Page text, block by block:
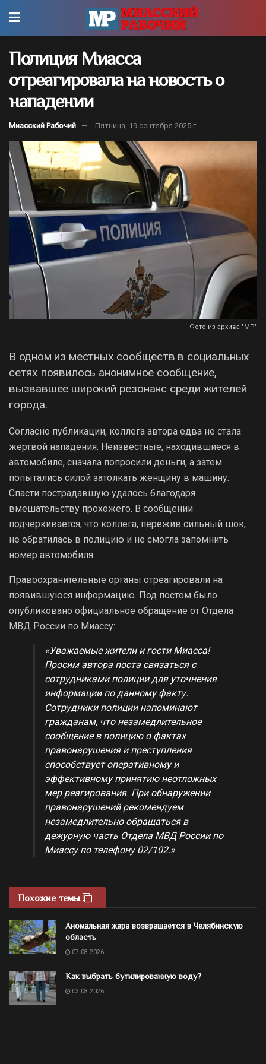
Полиция Миасса
отреагировала на новость о
нападении
Миасский Рабочий Пятница, 19 сентября 2025 г.
Фото из архива "МР"
В одном из местных сообществ в социальных
сетях появилось анонимное сообщение,
вызвавшее широкий резонанс среди жителей
города.
Согласно публикации, коллега автора едва не стала
жертвой нападения. Неизвестные, находившиеся в
автомобиле, сначала попросили деньги, а затем
попытались силой затолкать женщину в машину.
Спасти пострадавшую удалось благодаря
вмешательству прохожего. В сообщении
подчеркивается, что коллега, пережив сильный шок,
не обратилась в полицию и не смогла запомнить
номер автомобиля.
Правоохранительные органы отреагировали на
появившуюся информацию. Под постом было
опубликовано официальное обращение от Отдела
МВД России по Миассу:
«Уважаемые жители и гости Миасса!
Просим автора поста связаться с
сотрудниками полиции для уточнения
информации по данному факту.
Сотрудники полиции напоминают
гражданам, что незамедлительное
сообщение в полицию о фактах
правонарушения и преступления
способствует оперативному и
эффективному принятию неотложных
мер реагирования. При обнаружении
правонарушений рекомендуем
незамедлительно обращаться в
дежурную часть Отдела МВД России по
Миассу по телефону 02/102.»
Похожие темы
Аномальная жара возвращается в Челябинскую
область
07.08.2026
Как выбрать бутилированную воду?
03.08.2026